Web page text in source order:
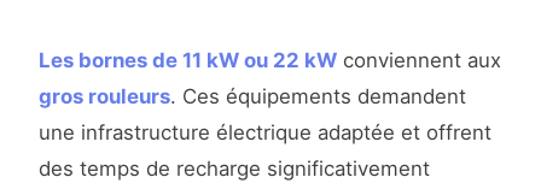
Les bornes de 11 kW ou 22 kW conviennent aux
gros rouleurs. Ces équipements demandent
une infrastructure électrique adaptée et offrent
des temps de recharge significativement